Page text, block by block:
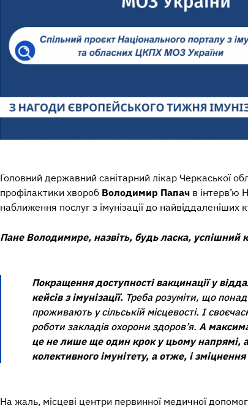
Головний державний санітарний лікар Черкаської
профілактики хвороб Володимир Папач в інтерв’ю
наближення послуг з імунізації до найвіддаленіших
Пане Володимире, назвіть, будь ласка, успішний
Покращення доступності вакцинації у
кейсів з імунізації. Треба розуміти, що
проживають у сільській місцевості. І
роботи закладів охорони здоров’я. А
це не лише ще один крок у цьому напрямі,
колективного імунітету, а отже, і
На жаль, місцеві центри первинної медичної